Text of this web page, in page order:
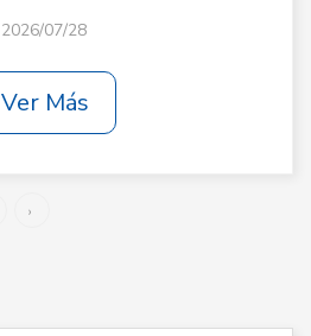
2026/07/28
Ver Más
›